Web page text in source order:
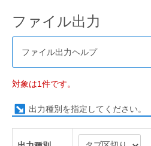
ファイル出力
ファイル出力ヘルプ
対象は1件です。
出力種別を指定してください。